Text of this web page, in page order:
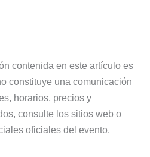
contenida en este artículo es
constituye una comunicación
horarios, precios y
consulte los sitios web o
oficiales del evento.